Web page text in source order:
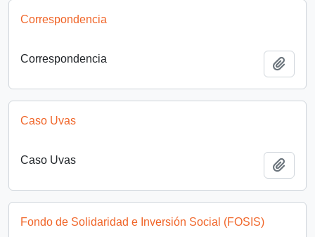
Correspondencia
Correspondencia
Caso Uvas
Caso Uvas
Fondo de Solidaridad e Inversión Social (FOSIS)